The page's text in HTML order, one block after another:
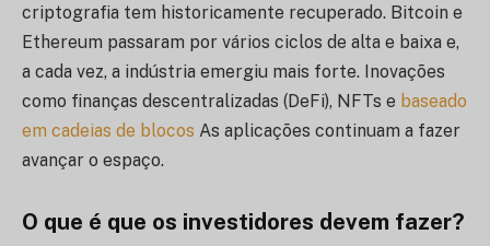
criptografia tem historicamente recuperado. Bitcoin e
Ethereum passaram por vários ciclos de alta e baixa e,
a cada vez, a indústria emergiu mais forte. Inovações
como finanças descentralizadas (DeFi), NFTs e baseado
em cadeias de blocos As aplicações continuam a fazer
avançar o espaço.
O que é que os investidores devem fazer?